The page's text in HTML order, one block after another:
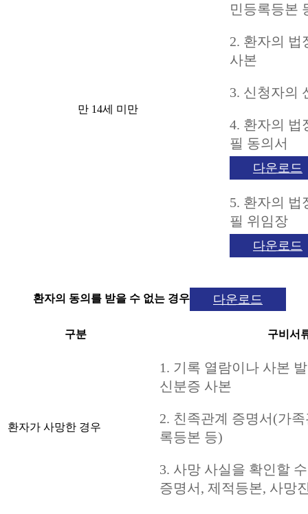
만 14세 미만
민등록등본
2. 환자의 법
사본
3. 신청자의
4. 환자의 법
필 동의서
다운로드
5. 환자의 법
필 위임장
다운로드
환자의 동의를 받을 수 없는 경우 다운로드
구분 구비서
환자가 사망한 경우
1. 기록 열람이나 사본
신분증 사본
2. 친족관계 증명서(가
록등본 등)
3. 사망 사실을 확인할
증명서, 제적등본, 사망